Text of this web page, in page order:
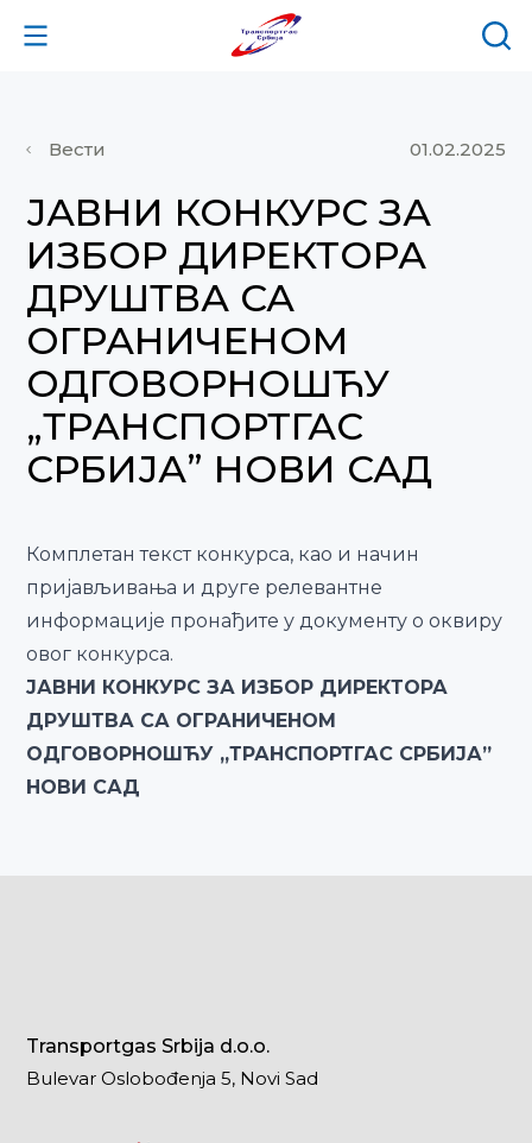
Вести 01.02.2025
ЈАВНИ КОНКУРС ЗА
ИЗБОР ДИРЕКТОРА
ДРУШТВА СА
ОГРАНИЧЕНОМ
ОДГОВОРНОШЋУ
„ТРАНСПОРТГАС
СРБИЈА” НОВИ САД
Комплетан текст конкурса, као и начин
пријављивања и друге релевантне
информације пронађите у документу о оквиру
овог конкурса.
ЈАВНИ КОНКУРС ЗА ИЗБОР ДИРЕКТОРА
ДРУШТВА СА ОГРАНИЧЕНОМ
ОДГОВОРНОШЋУ „ТРАНСПОРТГАС СРБИЈА”
НОВИ САД
Transportgas Srbija d.o.o.
Bulevar Oslobođenja 5, Novi Sad